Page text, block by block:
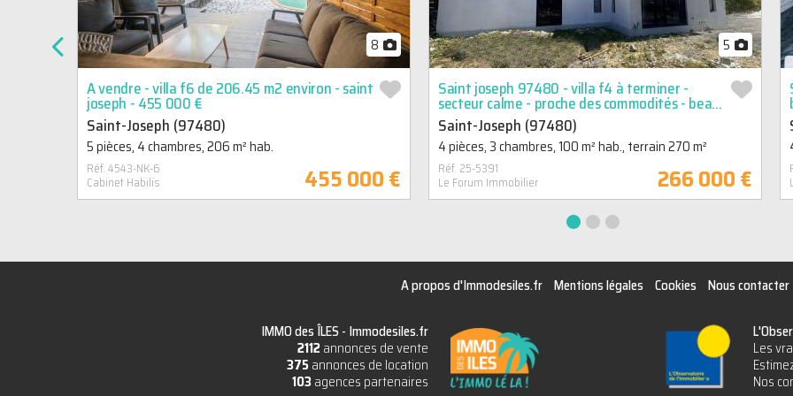
8
A vendre - villa f6 de 206.45 m2 environ - saint
joseph - 455 000 €
Saint-Joseph (97480)
5 pièces, 4 chambres, 206 m² hab.
Réf. 4543-NK-6
Cabinet Habilis 455 000 €
5
Saint joseph 97480 - villa f4 à terminer -
secteur calme - proche des commodités - beau
potentiel
Saint-Joseph (97480)
4 pièces, 3 chambres, 100 m² hab., terrain 270 m²
Réf. 25-5391
Le Forum Immobilier 266 000 €
A propos d'Immodesiles.fr Mentions légales Cookies Nous contacter
IMMO des ÎLES - Immodesiles.fr
2112annonces de vente
375annonces de location
103agences partenaires
Les
Nos